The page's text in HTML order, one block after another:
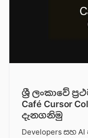
ශ්‍රී ලංකාවේ
Café Cursor
දැනගනිමු
Developers සහ